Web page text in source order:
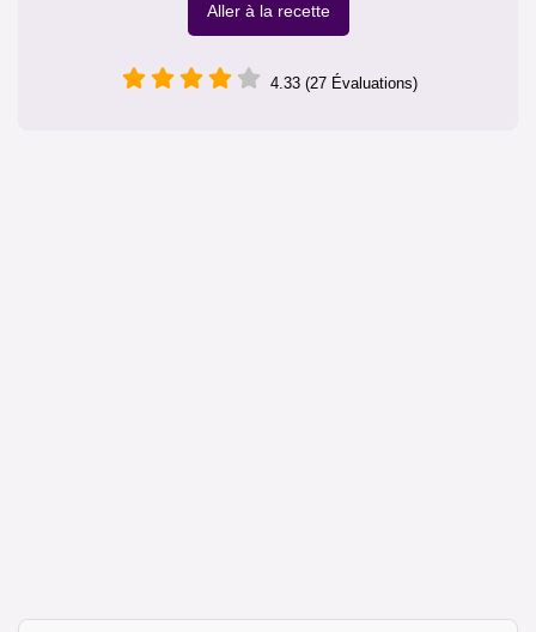
Aller à la recette
4.33 (27 Évaluations)